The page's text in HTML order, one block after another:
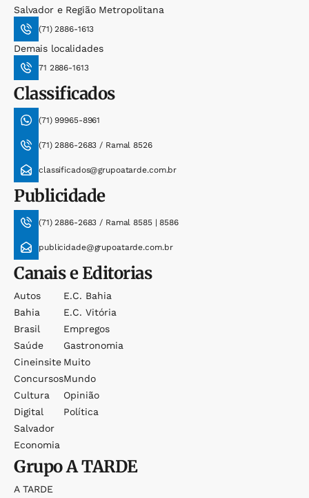
Salvador e Região Metropolitana
(71) 2886-1613
Demais localidades
71 2886-1613
Classificados
(71) 99965-8961
(71) 2886-2683 / Ramal 8526
classificados@grupoatarde.com.br
Publicidade
(71) 2886-2683 / Ramal 8585 | 8586
publicidade@grupoatarde.com.br
Canais e Editorias
Autos
Bahia
Brasil
Saúde
Cineinsite
Concursos
Cultura
Digital
Salvador
Economia
E.c. Bahia
E.c. Vitória
Empregos
Gastronomia
Muito
Mundo
Opinião
Política
GrupoA TARDE
A TARDE